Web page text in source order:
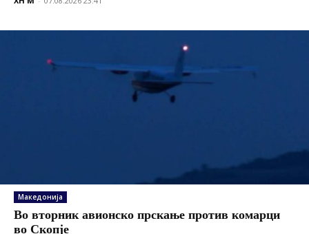
Македонија
Во вторник авионско прскање против комарци
во Скопје